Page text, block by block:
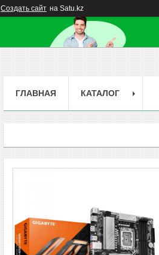
Создать сайт на Satu.kz
ГЛАВНАЯ КАТАЛОГ